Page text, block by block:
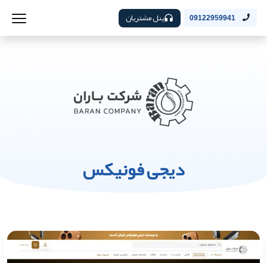
09122959941 پنل مشتریان
دیجی فونیکس